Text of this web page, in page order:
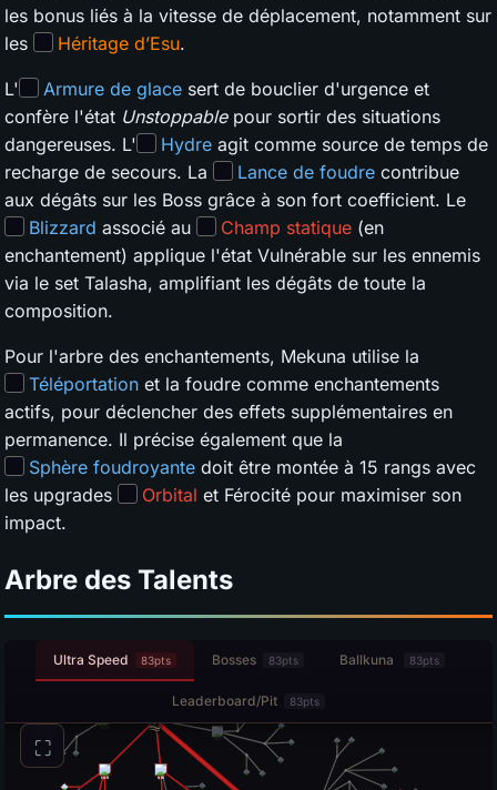
les bonus liés à la vitesse de déplacement, notamment sur
les
Héritage d’Esu.
L' Armure de glace sert de bouclier d'urgence et
confère l'état Unstoppablepour sortir des situations
dangereuses. L'
Hydre agit comme source de temps de
recharge de secours. La
Lance de foudre contribue
aux dégâts sur les Boss grâce à son fort coefficient. Le
Blizzard associé au Champ statique (en
enchantement) applique l'état Vulnérable sur les ennemis
via le set Talasha, amplifiant les dégâts de toute la
composition.
Pour l'arbre des enchantements, Mekuna utilise la
Téléportation et la foudre comme enchantements
actifs, pour déclencher des effets supplémentaires en
permanence. Il précise également que la
Sphère foudroyante doit être montée à 15 rangs avec
les upgrades
Orbital et Férocité pour maximiser son
impact.
Arbre des Talents